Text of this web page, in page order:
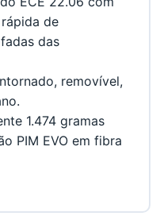
de
das
removível,
1.474 gramas
PIM EVO em fibra